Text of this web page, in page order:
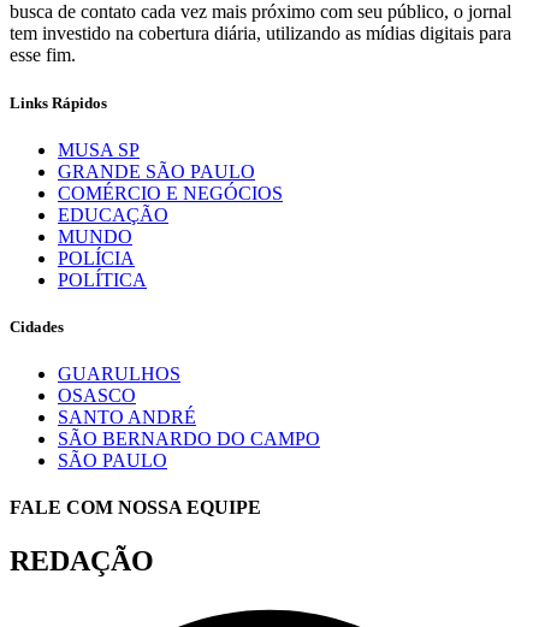
busca de contato cada vez mais próximo com seu público, o jornal
tem investido na cobertura diária, utilizando as mídias digitais para
esse fim.
Links Rápidos
MUSA SP
GRANDE SÃO PAULO
COMÉRCIO E NEGÓCIOS
EDUCAÇÃO
MUNDO
POLÍCIA
POLÍTICA
Cidades
GUARULHOS
OSASCO
SANTO ANDRÉ
SÃO BERNARDO DO CAMPO
SÃO PAULO
FALE COM NOSSA EQUIPE
REDAÇÃO